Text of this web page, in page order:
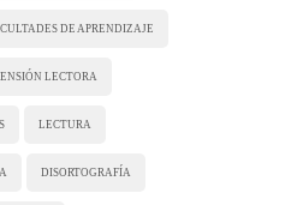
DE APRENDIZAJE
LECTORA
LECTURA
DISORTOGRAFÍA